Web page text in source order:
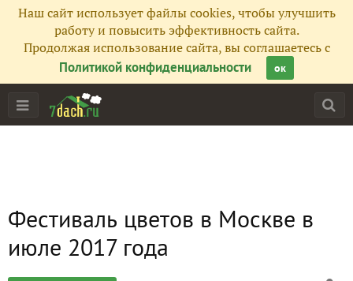
Наш сайт использует файлы cookies, чтобы улучшить
работу и повысить эффективность сайта.
Продолжая использование сайта, вы соглашаетесь с
Политикой конфиденциальности
ок
Фестиваль цветов в Москве в
июле 2017 года